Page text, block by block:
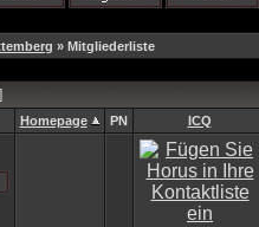
» Mitgliederliste
]
Homepage PN ICQ